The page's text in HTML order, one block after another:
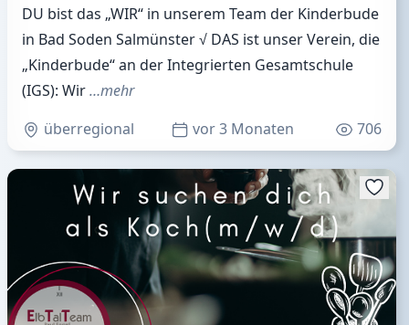
DU bist das „WIR“ in unserem Team der Kinderbude
in Bad Soden Salmünster √ DAS ist unser Verein, die
„Kinderbude“ an der Integrierten Gesamtschule
(IGS): Wir…mehr
überregional
vor 3 Monaten 706